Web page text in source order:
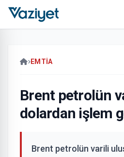
EMTIA
Brent petrolün
dolardan işlem
Brent petrolün varili